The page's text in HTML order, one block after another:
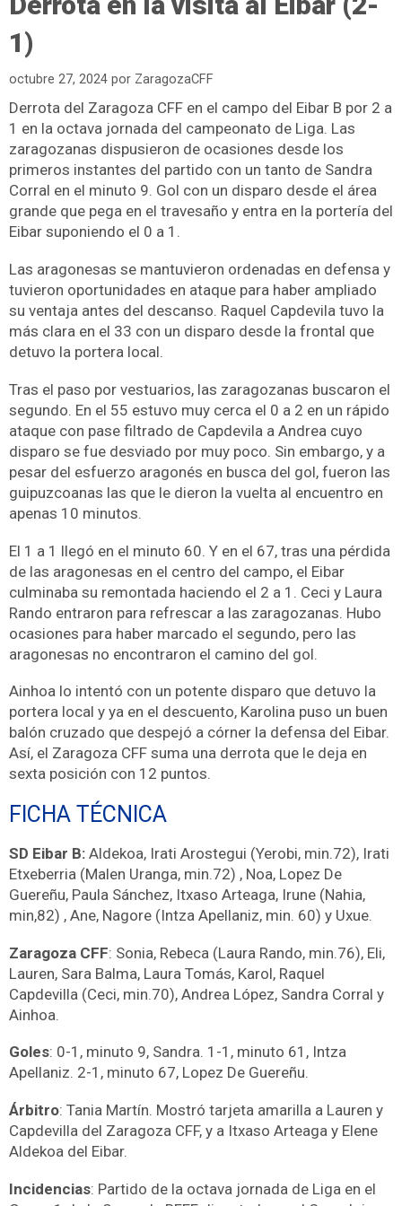
1)
octubre 27, 2024 por ZaragozaCFF
Derrota del Zaragoza CFF en el campo del Eibar B por 2 a
1 en la octava jornada del campeonato de Liga. Las
zaragozanas dispusieron de ocasiones desde los
primeros instantes del partido con un tanto de Sandra
Corral en el minuto 9. Gol con un disparo desde el área
grande que pega en el travesaño y entra en la portería del
Eibar suponiendo el 0 a 1.
Las aragonesas se mantuvieron ordenadas en defensa y
tuvieron oportunidades en ataque para haber ampliado
su ventaja antes del descanso. Raquel Capdevila tuvo la
más clara en el 33 con un disparo desde la frontal que
detuvo la portera local.
Tras el paso por vestuarios, las zaragozanas buscaron el
segundo. En el 55 estuvo muy cerca el 0 a 2 en un rápido
ataque con pase filtrado de Capdevila a Andrea cuyo
disparo se fue desviado por muy poco. Sin embargo, y a
pesar del esfuerzo aragonés en busca del gol, fueron las
guipuzcoanas las que le dieron la vuelta al encuentro en
apenas 10 minutos.
El 1 a 1 llegó en el minuto 60. Y en el 67, tras una pérdida
de las aragonesas en el centro del campo, el Eibar
culminaba su remontada haciendo el 2 a 1. Ceci y Laura
Rando entraron para refrescar a las zaragozanas. Hubo
ocasiones para haber marcado el segundo, pero las
aragonesas no encontraron el camino del gol.
Ainhoa lo intentó con un potente disparo que detuvo la
portera local y ya en el descuento, Karolina puso un buen
balón cruzado que despejó a córner la defensa del Eibar.
Así, el Zaragoza CFF suma una derrota que le deja en
sexta posición con 12 puntos.
FICHA TÉCNICA
SD Eibar B: Aldekoa, Irati Arostegui (Yerobi, min.72), Irati
Etxeberria (Malen Uranga, min.72) , Noa, Lopez De
Guereñu, Paula Sánchez, Itxaso Arteaga, Irune (Nahia,
min,82) , Ane, Nagore (Intza Apellaniz, min. 60) y Uxue.
Zaragoza CFF: Sonia, Rebeca (Laura Rando, min.76), Eli,
Lauren, Sara Balma, Laura Tomás, Karol, Raquel
Capdevilla (Ceci, min.70), Andrea López, Sandra Corral y
Ainhoa.
Goles: 0-1, minuto 9, Sandra. 1-1, minuto 61, Intza
Apellaniz. 2-1, minuto 67, Lopez De Guereñu.
Árbitro: Tania Martín. Mostró tarjeta amarilla a Lauren y
Capdevilla del Zaragoza CFF, y a Itxaso Arteaga y Elene
Aldekoa del Eibar.
Incidencias: Partido de la octava jornada de Liga en el